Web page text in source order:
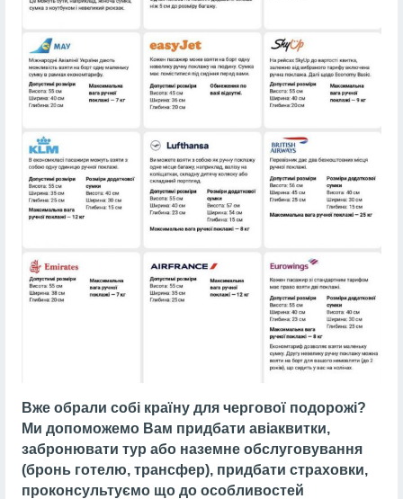
Вже обрали собі країну для чергової подорожі?
Ми допоможемо Вам придбати авіаквитки,
забронювати тур або наземне обслуговування
(бронь готелю, трансфер), придбати страховки,
проконсультуємо що до особливостей